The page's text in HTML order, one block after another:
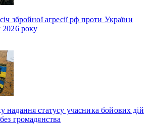
збройної агресії рф проти України
2026 року
надання статусу учасника бойових дій
громадянства